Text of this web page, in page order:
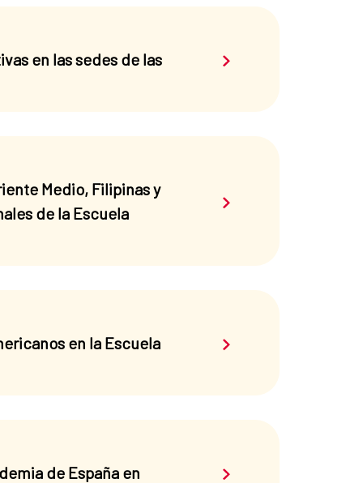
en las sedes de las
Saber más sobre el
Medio, Filipinas y
de la Escuela
Saber más sobre el
en la Escuela
Saber más sobre el
de España en
Saber más sobre el